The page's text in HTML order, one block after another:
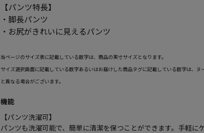
【パンツ特長】
・脚長パンツ
・お尻がきれいに見えるパンツ
当ページのサイズ表に記載している数字は、商品の実寸サイズとなります。
サイズ選択画面に記載している数字あるいはお届けした商品タグに記載している数字は、
と異なる場合がございます。
機能
【パンツ洗濯可】
パンツも洗濯可能で、簡単に清潔を保つことができます。手軽に